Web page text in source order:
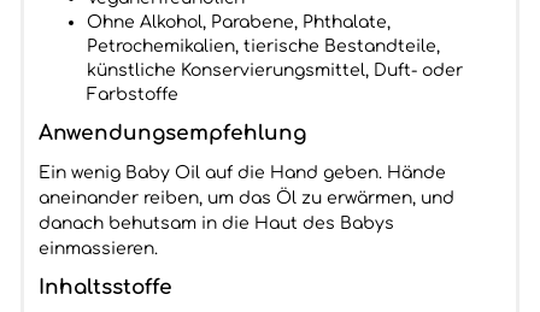
Ohne Alkohol, Parabene, Phthalate,
Petrochemikalien, tierische Bestandteile,
künstliche Konservierungsmittel, Duft- oder
Farbstoffe
Anwendungsempfehlung
Ein wenig Baby Oil auf die Hand geben. Hände
aneinander reiben, um das Öl zu erwärmen, und
danach behutsam in die Haut des Babys
einmassieren.
Inhaltsstoffe